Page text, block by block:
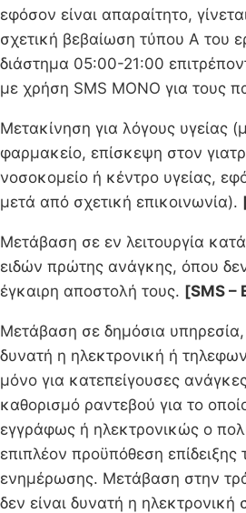
εφόσον είναι απαραίτητο,
σχετική βεβαίωση τύπου Α του
διάστημα 05:00-21:00
με χρήση SMS ΜΟΝΟ για τους
Μετακίνηση για λόγους υγείας
φαρμακείο, επίσκεψη στον
νοσοκομείο ή κέντρο υγείας,
μετά από σχετική επικοινωνία).
Μετάβαση σε εν λειτουργία
ειδών πρώτης ανάγκης, όπου
έγκαιρη αποστολή τους. [SMS –
Μετάβαση σε δημόσια υπηρεσία,
δυνατή η ηλεκτρονική ή
μόνο για κατεπείγουσες
καθορισμό ραντεβού για το
εγγράφως ή ηλεκτρονικώς ο
επιπλέον προϋπόθεση
ενημέρωσης. Μετάβαση στην
δεν είναι δυνατή η ηλεκτρονική